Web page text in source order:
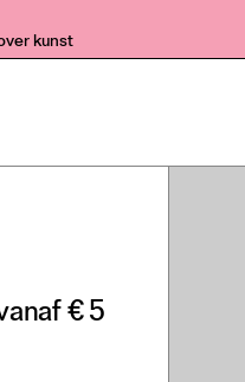
kunst
€ 5